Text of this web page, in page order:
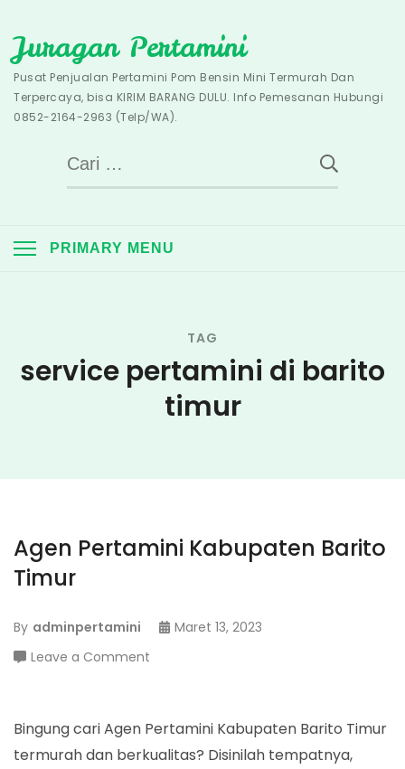
to
content
Juragan Pertamini
Pusat Penjualan Pertamini Pom Bensin Mini Termurah Dan
Terpercaya, bisa KIRIM BARANG DULU. Info Pemesanan Hubungi
0852-2164-2963 (Telp/WA).
Cari
untuk:
PRIMARY MENU
TAG
service pertamini di barito
timur
Agen Pertamini Kabupaten Barito
Timur
By adminpertamini
Maret 13, 2023
Leave a Comment
Kabupaten
Barito
Bingung cari Agen Pertamini Kabupaten Barito Timur
termurah dan berkualitas? Disinilah tempatnya,